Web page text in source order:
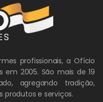
profissionais, a Ofício
em 2005. São mais de 19
agregando tradição,
produtos e serviços.